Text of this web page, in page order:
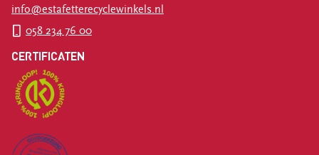
info@estafetterecyclewinkels.nl
058 234 76 00
CERTIFICATEN